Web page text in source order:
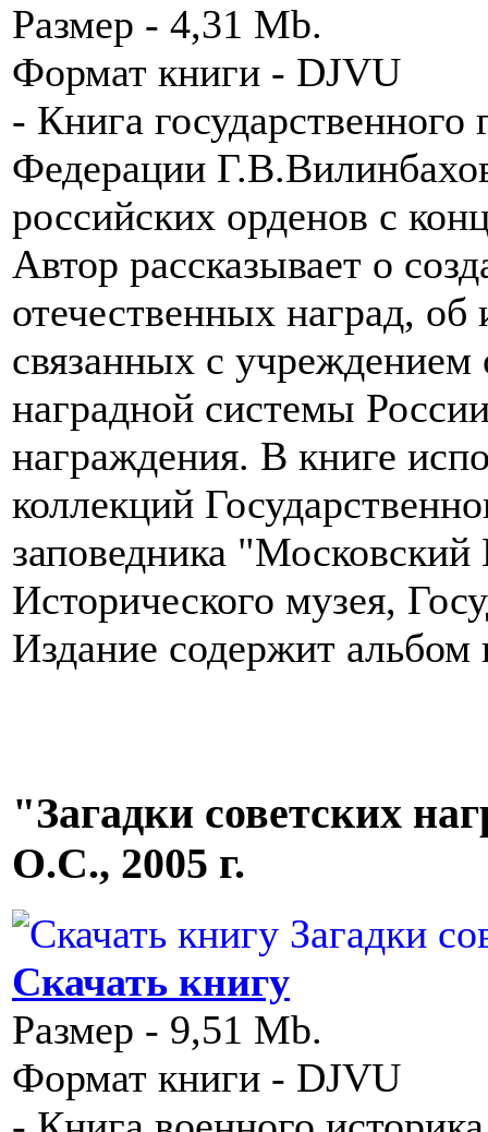
Размер - 4,31 Mb.
Формат книги - DJVU
- Книга государственного
Федерации
российских орденов с
Автор рассказывает о
отечественных наград,
связанных с учреждением
наградной системы
награждения. В книге
коллекций
заповедника
Исторического музея,
Издание содержит
"Загадки советских
О.С., 2005 г.
Скачать книгу
Размер - 9,51 Mb.
Формат книги - DJVU